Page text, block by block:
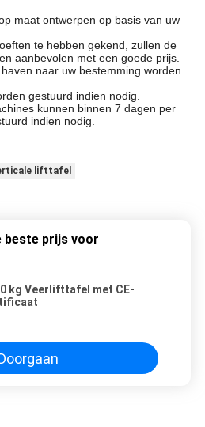
maat ontwerpen op basis van uw
te hebben gekend, zullen de
aanbevolen met een goede prijs.
naar uw bestemming worden
gestuurd indien nodig.
kunnen binnen 7 dagen per
indien nodig.
lifttafel
beste prijs voor
kg Veerlifttafel met CE-